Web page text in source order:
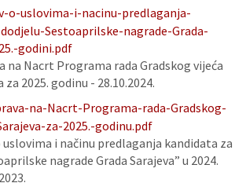
o-uslovima-i-nacinu-predlaganja-
Sestoaprilske-nagrade-Grada-
godini.pdf
na Nacrt Programa rada Gradskog vijeća
za 2025. godinu - 28.10.2024.
na-Nacrt-Programa-rada-Gradskog-
za-2025.-godinu.pdf
uslovima i načinu predlaganja kandidata za
nagrade Grada Sarajeva” u 2024.